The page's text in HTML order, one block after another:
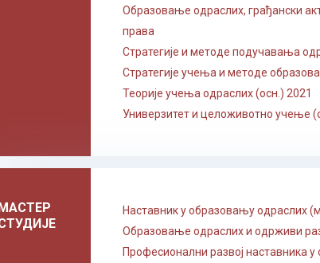
Образовање одраслих, грађански
права
Стратегије и методе подучавања
Стратегије учења и методе
Теорије учења одраслих (осн.) 2021
Универзитет и целоживотно учење
Наставник у образовању одраслих
Образовање одраслих и одрживи
Професионални развој наставника